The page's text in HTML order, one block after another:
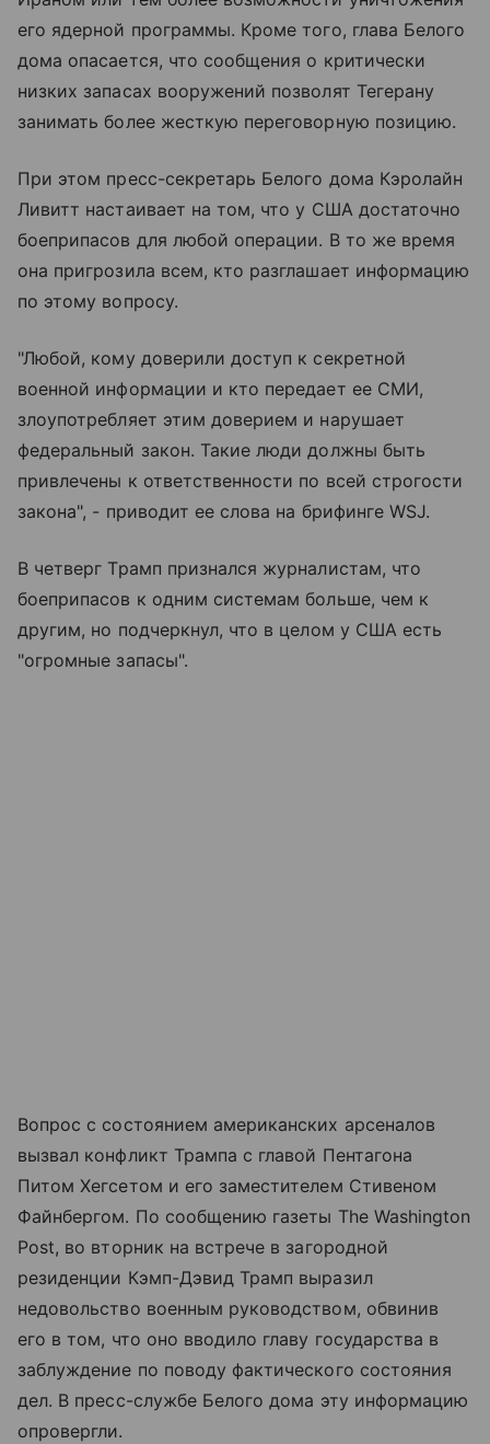
его ядерной программы. Кроме того, глава Белого
дома опасается, что сообщения о критически
низких запасах вооружений позволят Тегерану
занимать более жесткую переговорную позицию.
При этом пресс-секретарь Белого дома Кэролайн
Ливитт настаивает на том, что у США достаточно
боеприпасов для любой операции. В то же время
она пригрозила всем, кто разглашает информацию
по этому вопросу.
"Любой, кому доверили доступ к секретной
военной информации и кто передает ее СМИ,
злоупотребляет этим доверием и нарушает
федеральный закон. Такие люди должны быть
привлечены к ответственности по всей строгости
закона", - приводит ее слова на брифинге WSJ.
В четверг Трамп признался журналистам, что
боеприпасов к одним системам больше, чем к
другим, но подчеркнул, что в целом у США есть
"огромные запасы".
Вопрос с состоянием американских арсеналов
вызвал конфликт Трампа с главой Пентагона
Питом Хегсетом и его заместителем Стивеном
Файнбергом. По сообщению газеты The Washington
Post, во вторник на встрече в загородной
резиденции Кэмп-Дэвид Трамп выразил
недовольство военным руководством, обвинив
его в том, что оно вводило главу государства в
заблуждение по поводу фактического состояния
дел. В пресс-службе Белого дома эту информацию
опровергли.